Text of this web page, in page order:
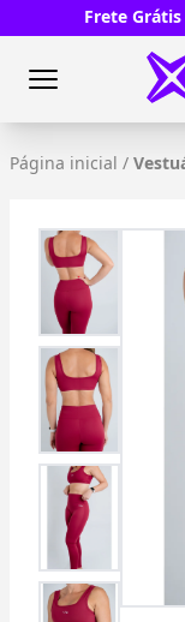
Frete
Página inicial /